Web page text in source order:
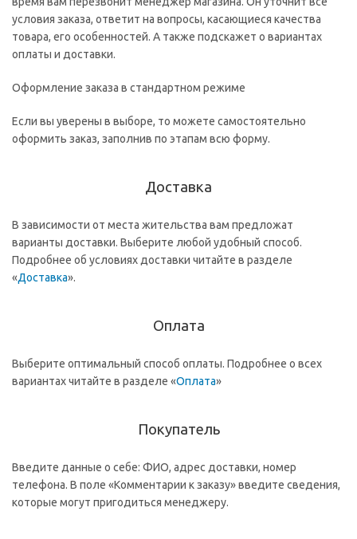
условия заказа, ответит на вопросы, касающиеся качества
товара, его особенностей. А также подскажет о вариантах
оплаты и доставки.
Оформление заказа в стандартном режиме
Если вы уверены в выборе, то можете самостоятельно
оформить заказ, заполнив по этапам всю форму.
Доставка
В зависимости от места жительства вам предложат
варианты доставки. Выберите любой удобный способ.
Подробнее об условиях доставки читайте в разделе
«Доставка».
Оплата
Выберите оптимальный способ оплаты. Подробнее о всех
вариантах читайте в разделе «Оплата»
Покупатель
Введите данные о себе: ФИО, адрес доставки, номер
телефона. В поле «Комментарии к заказу» введите сведения,
которые могут пригодиться менеджеру.